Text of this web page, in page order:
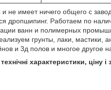
не имеет ничего общего с
дропшипинг. Работаем по
ванн и полимерных
грунты, лаки, мастики,
и 3д полов и многое другое
характеристики, ціну і